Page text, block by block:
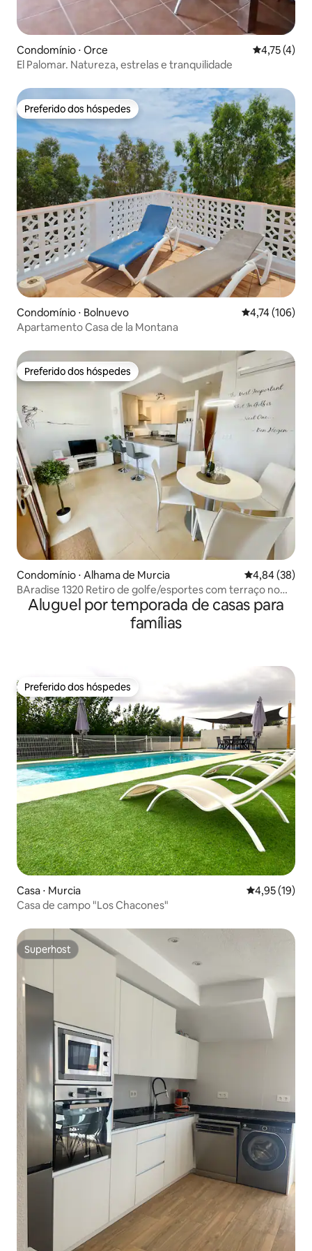
Condomínio ⋅ Orce 4,75 de
4,75 (4)
El Palomar. Natureza, estrelas e tranquilidade
Preferido dos hóspedes
Preferido dos hóspedes
Condomínio ⋅ Bolnuevo 4,74 de uma
4,74 (106)
Apartamento Casa de la Montana
Preferido dos hóspedes
Preferido dos hóspedes
Condomínio ⋅ Alhama de Murcia 4,84 de uma
4,84 (38)
BAradise 1320 Retiro de golfe/esportes com terraço no
telhado
Aluguel por temporada de casas para
famílias
Preferido dos hóspedes
Preferido dos hóspedes
Casa ⋅ Murcia 4,95 de uma
4,95 (19)
Casa de campo "Los Chacones"
Superhost
Superhost